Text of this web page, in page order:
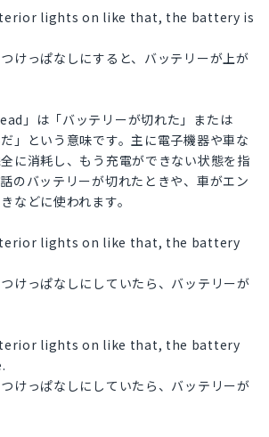
lights on like that, the battery is
けっぱなしにすると、バッテリーが上が
」は「バッテリーが切れた」または
だ」という意味です。主に電子機器や車な
に消耗し、もう充電ができない状態を指
のバッテリーが切れたときや、車がエン
などに使われます。
lights on like that, the battery
けっぱなしにしていたら、バッテリーが
lights on like that, the battery
けっぱなしにしていたら、バッテリーが